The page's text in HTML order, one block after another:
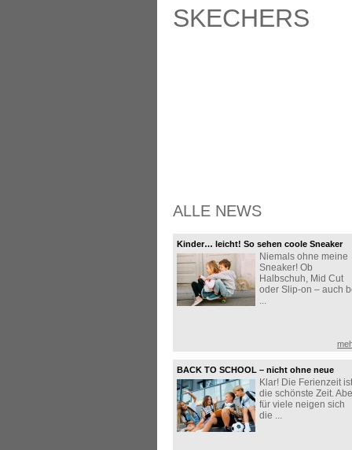
SKECHERS
ALLE NEWS
Kinder… leicht! So sehen coole Sneaker
aus!
Niemals ohne meine
Sneaker! Ob
Halbschuh, Mid Cut
oder Slip-on – auch
...
BACK TO SCHOOL – nicht ohne neue
Sneaker!
Klar! Die Ferienzeit ist
die schönste Zeit.
für viele neigen sich
die ...